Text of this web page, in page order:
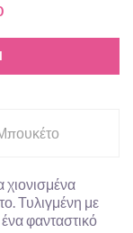
χιονισμένα
Τυλιγμένη με
φανταστικό